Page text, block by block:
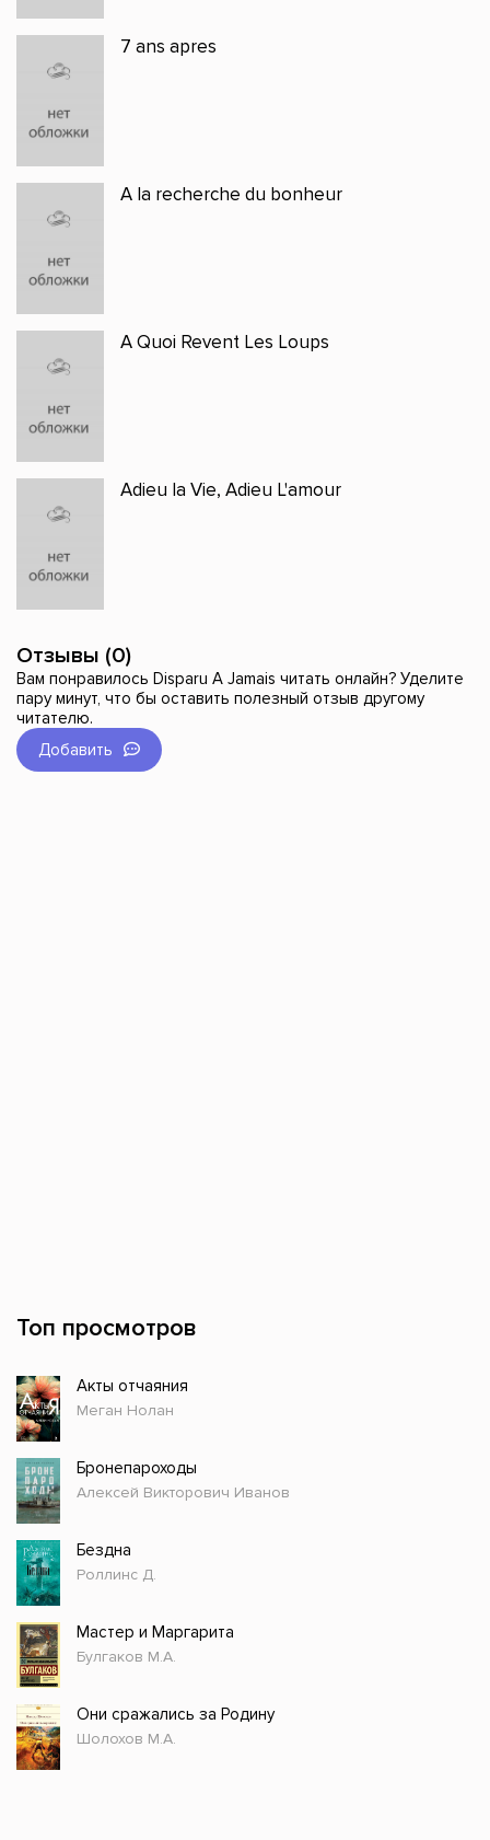
7 ans apres
A la recherche du bonheur
A Quoi Revent Les Loups
Adieu la Vie, Adieu L'amour
Отзывы (0)
Вам понравилось Disparu A Jamais читать онлайн? Уделите
пару минут, что бы оставить полезный отзыв другому
читателю.
Добавить
Топ просмотров
Акты отчаяния
Меган Нолан
Бронепароходы
Алексей Викторович Иванов
Бездна
Роллинс Д.
Мастер и Маргарита
Булгаков М.А.
Они сражались за Родину
Шолохов М.А.